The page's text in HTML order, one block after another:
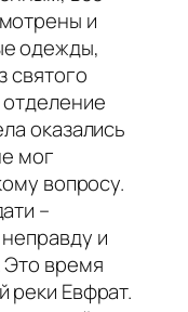
и
одежды,
святого
оказались
мог
вопросу.
–
и
Это время
реки Евфрат.